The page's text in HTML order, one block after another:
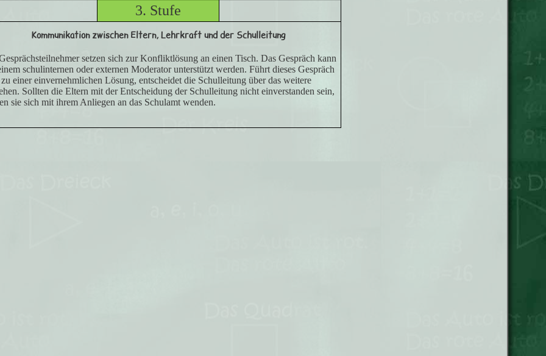
3. Stufe
Kommunikation zwischen Eltern, Lehrkraft und der Schulleitung
setzen sich zur Konfliktlösung an einen Tisch. Das Gespräch kann
schulinternen oder externen Moderator unterstützt werden. Führt dieses Gespräch
einer einvernehmlichen Lösung, entscheidet die Schulleitung über das weitere
Sollten die Eltern mit der Entscheidung der Schulleitung nicht einverstanden sein,
sie sich mit ihrem Anliegen an das Schulamt wenden.